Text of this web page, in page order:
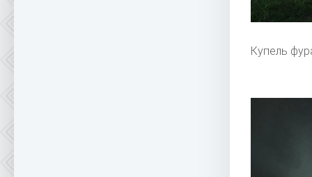
Купель